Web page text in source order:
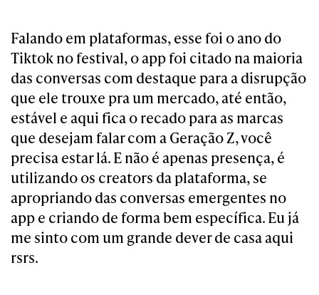
Falando em plataformas, esse foi o ano do
Tiktok no festival, o app foi citado na maioria
das conversas com destaque para a disrupção
que ele trouxe pra um mercado, até então,
estável e aqui fica o recado para as marcas
que desejam falar com a Geração Z, você
precisa estar lá. E não é apenas presença, é
utilizando os creators da plataforma, se
apropriando das conversas emergentes no
app e criando de forma bem específica. Eu já
me sinto com um grande dever de casa aqui
rsrs.